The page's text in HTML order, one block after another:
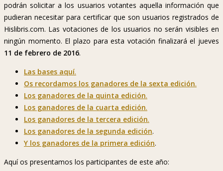
podrán solicitar a los usuarios votantes aquella información que
pudieran necesitar para certificar que son usuarios registrados de
Hislibris.com. Las votaciones de los usuarios no serán visibles en
ningún momento. El plazo para esta votación finalizará el jueves
11 de febrero de 2016.
Las bases aquí.
Os recordamos los ganadores de la sexta edición.
Los ganadores de la quinta edición.
Los ganadores de la cuarta edición.
Los ganadores de la tercera edición.
Los ganadores de la segunda edición.
Y los ganadores de la primera edición.
Aquí os presentamos los participantes de este año: